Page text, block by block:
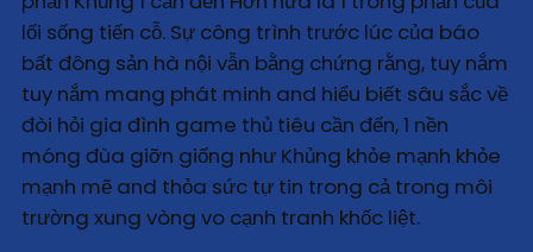
lối sống tiến cỗ. Sự công trình trước lúc của báo
bất đông sản hà nội vẫn bằng chứng rằng, tuy nắm
tuy nắm mang phát minh and hiểu biết sâu sắc về
đòi hỏi gia đình game thủ tiêu cần đến, 1 nền
móng đùa giỡn giống như Khủng khỏe mạnh khỏe
mạnh mẽ and thỏa sức tự tin trong cả trong môi
trường xung vòng vo cạnh tranh khốc liệt.